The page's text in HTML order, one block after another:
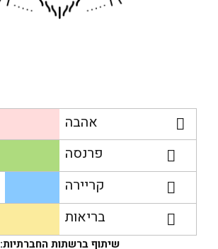
אהבה
פרנסה
קריירה
בריאות
שיתוף ברשתות החברתיות: